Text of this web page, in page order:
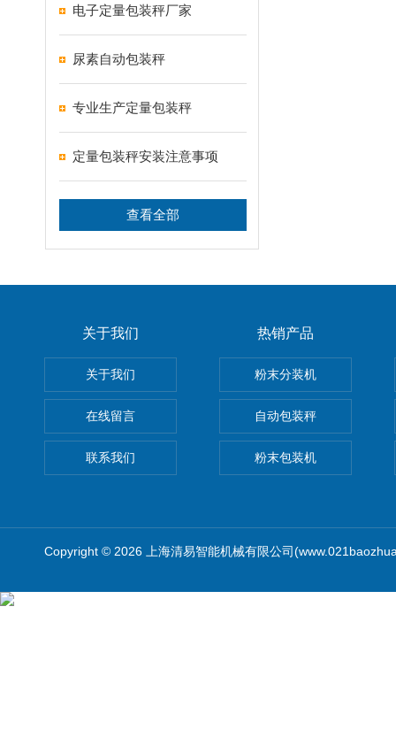
电子定量包装秤厂家
尿素自动包装秤
专业生产定量包装秤
定量包装秤安装注意事项
查看全部
关于我们
关于我们
在线留言
联系我们
热销产品
粉末分装机
自动包装秤
粉末包装机
Copyright © 2026 上海清易智能机械有限公司